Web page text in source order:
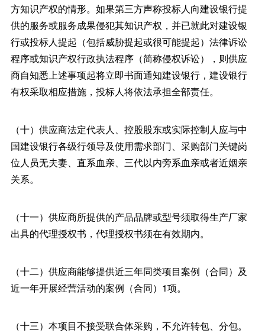
方知识产权的情形。如果第三方声称投标人向建设银行提
供的服务或服务成果侵犯其知识产权，并已就此对建设银
行或投标人提起（包括威胁提起或很可能提起）法律诉讼
程序或知识产权行政执法程序（简称侵权诉讼），则供应
商自知悉上述事项起将立即书面通知建设银行，建设银行
有权采取相应措施，投标人将依法承担全部责任。
（十）供应商法定代表人、控股股东或实际控制人应与中
国建设银行各级行领导及使用需求部门、采购部门关键岗
位人员无夫妻、直系血亲、三代以内旁系血亲或者近姻亲
关系。
（十一）供应商所提供的产品品牌或型号须取得生产厂家
出具的代理授权书，代理授权书须在有效期内。
（十二）供应商能够提供近三年同类项目案例（合同）及
近一年开展经营活动的案例（合同）1项。
（十三）本项目不接受联合体采购，不允许转包、分包。